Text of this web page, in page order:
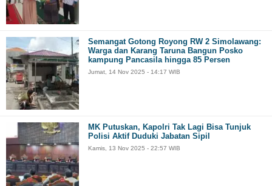
Semangat Gotong Royong RW 2 Simolawang:
Warga dan Karang Taruna Bangun Posko
kampung Pancasila hingga 85 Persen
Jumat, 14 Nov 2025 - 14:17 WIB
MK Putuskan, Kapolri Tak Lagi Bisa Tunjuk
Polisi Aktif Duduki Jabatan Sipil
Kamis, 13 Nov 2025 - 22:57 WIB